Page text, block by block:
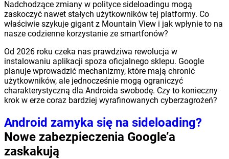
Nadchodzące zmiany w polityce sideloadingu mogą
zaskoczyć nawet stałych użytkowników tej platformy. Co
właściwie szykuje gigant z Mountain View i jak wpłynie to na
nasze codzienne korzystanie ze smartfonów?
Od 2026 roku czeka nas prawdziwa rewolucja w
instalowaniu aplikacji spoza oficjalnego sklepu. Google
planuje wprowadzić mechanizmy, które mają chronić
użytkowników, ale jednocześnie mogą ograniczyć
charakterystyczną dla Androida swobodę. Czy to konieczny
krok w erze coraz bardziej wyrafinowanych cyberzagrożeń?
Android zamyka się na sideloading?
Nowe zabezpieczenia Google’a
zaskakują